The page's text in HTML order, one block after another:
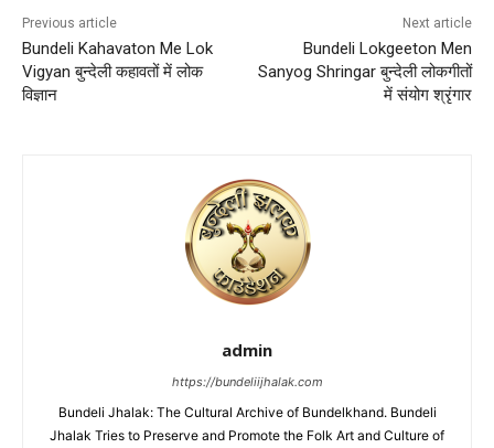
Previous article
Bundeli Kahavaton Me Lok
Vigyan बुन्देली कहावतों में लोक
विज्ञान
Next article
Bundeli Lokgeeton Men
Sanyog Shringar बुन्देली लोकगीतों
में संयोग श्रृंगार
admin
https://bundeliijhalak.com
Bundeli Jhalak: The Cultural Archive of Bundelkhand. Bundeli
Jhalak Tries to Preserve and Promote the Folk Art and Culture of